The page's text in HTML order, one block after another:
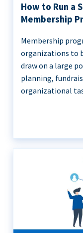
How to Run a
Membership
Membership
organizations to
draw on a large
planning,
organizational